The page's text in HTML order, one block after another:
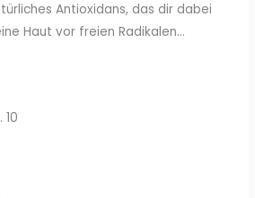
Antioxidans, das dir dabei
Haut vor freien Radikalen...
10